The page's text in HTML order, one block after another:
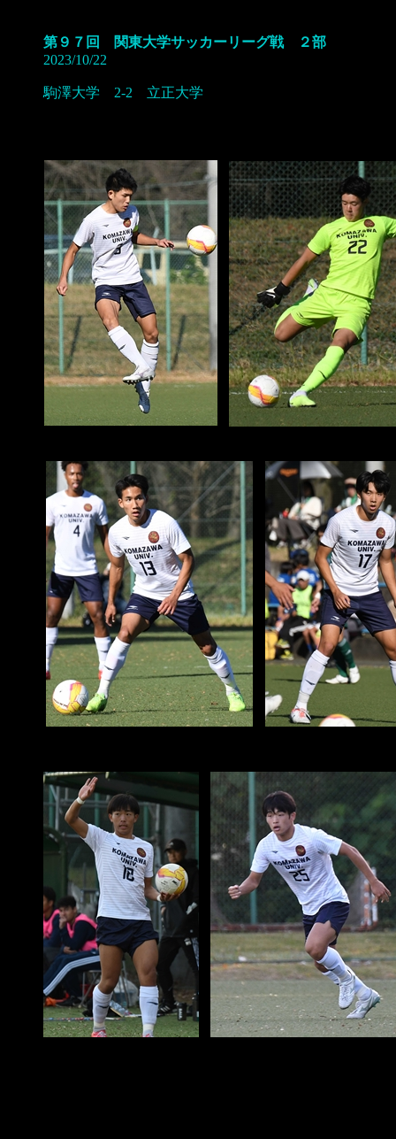
第９７回 関東大学サッカーリーグ戦 ２部
2023/10/22
駒澤大学 2-2 立正大学